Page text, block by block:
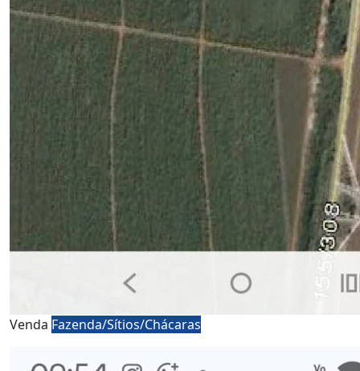
Venda Fazenda/Sítios/Chácaras